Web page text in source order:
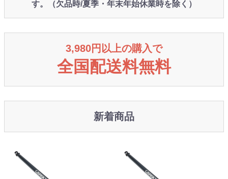
す。（欠品時/夏季・年末年始休業時を除く）
3,980円以上の購入で
全国配送料無料
新着商品